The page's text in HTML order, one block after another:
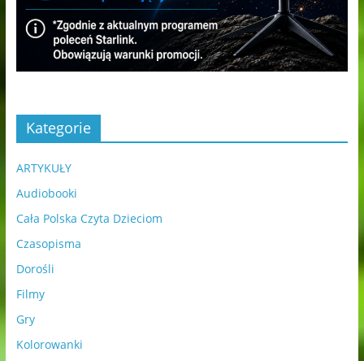
Kategorie
ARTYKUŁY
Audiobooki
Cała Polska Czyta Dzieciom
Czasopisma
Dorośli
Filmy
Gry
Kolorowanki